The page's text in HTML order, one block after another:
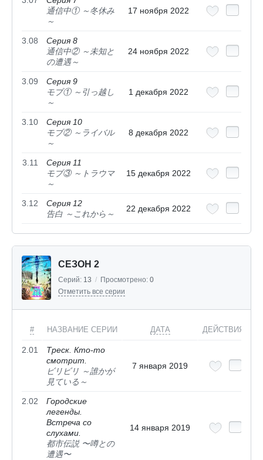
通信中① ～冬休み
～
17 ноября 2022
3.08
Серия 8
通信中② ～未知と
の遭遇～
24 ноября 2022
3.09
Серия 9
モブ① ～引っ越し
～
1 декабря 2022
3.10
Серия 10
モブ② ～ライバル
～
8 декабря 2022
3.11
Серия 11
モブ③ ～トラウマ
～
15 декабря 2022
3.12
Серия 12
告白 ～これから～
22 декабря 2022
СЕЗОН 2
Серий: 13 / Просмотрено: 0
Отметить все серии
# НАЗВАНИЕ СЕРИИ ДАТА ДЕЙСТВИЯ
2.01
Треск. Кто-то
смотрит.
ビリビリ ～誰かが
見ている～
7 января 2019
2.02
Городские
легенды.
Встреча со
слухами.
都市伝説 〜噂との
遭遇〜
14 января 2019